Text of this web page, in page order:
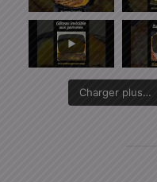
Charger plus…